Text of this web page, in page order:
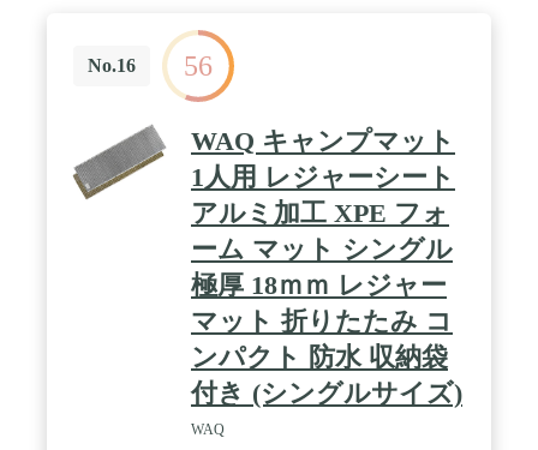
No.16 56
WAQ キャンプマット
1人用 レジャーシート
アルミ加工 XPE フォ
ーム マット シングル
極厚 18ｍｍ レジャー
マット 折りたたみ コ
ンパクト 防水 収納袋
付き (シングルサイズ)
WAQ